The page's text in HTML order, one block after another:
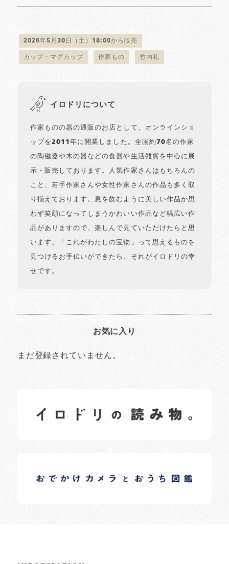
2026年5月30日（土）18:00から販売
カップ・マグカップ 作家もの 竹内礼
イロドリについて
作家ものの器の通販のお店として、オンラインショ
ップを2011年に開業しました。全国約70名の作家
の陶磁器や木の器などの食器や生活雑貨を中心に展
示・販売しております。人気作家さんはもちろんの
こと、若手作家さんや女性作家さんの作品も多く取
り揃えております。息を飲むように美しい作品か思
わず笑顔になってしまうかわいい作品など幅広い作
品がありますので、楽しんで見ていただけたらと思
います。「これがわたしの宝物」って思えるものを
見つけるお手伝いができたら、それがイロドリの幸
せです。
お気に入り
まだ登録されていません。
日常の様子など随時更新中です。
日常の様子など随時更新中です。